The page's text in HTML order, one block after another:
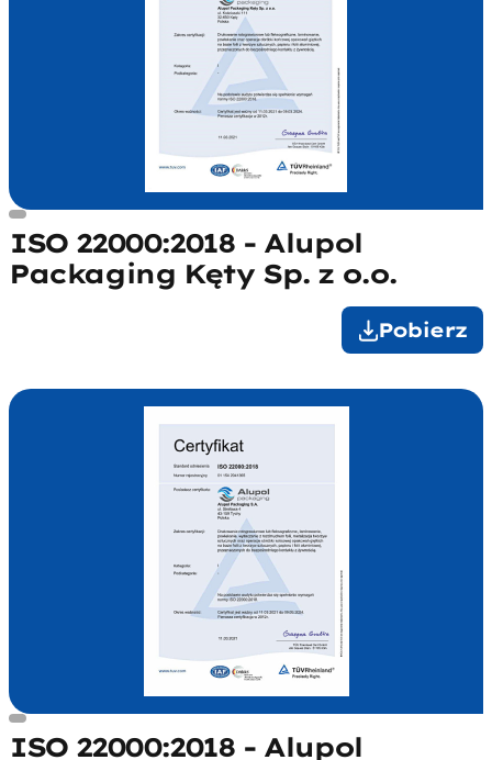
ISO 22000:2018 - Alupol
Packaging Kęty Sp. z o.o.
Pobierz
ISO 22000:2018 - Alupol